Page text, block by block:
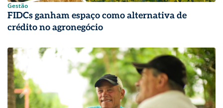
Gestão
FIDCs ganham espaço como alternativa de
crédito no agronegócio